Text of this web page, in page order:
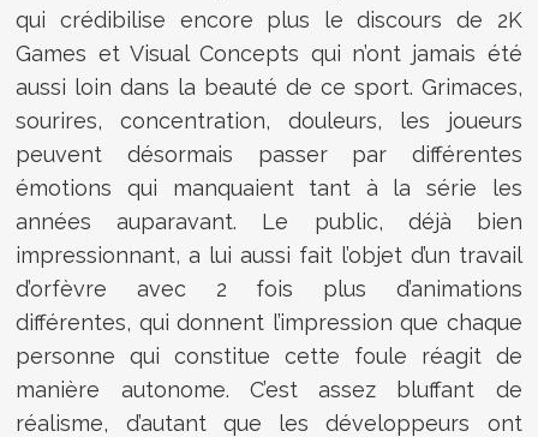
qui crédibilise encore plus le discours de 2K
Games et Visual Concepts qui n’ont jamais été
aussi loin dans la beauté de ce sport. Grimaces,
sourires, concentration, douleurs, les joueurs
peuvent désormais passer par différentes
émotions qui manquaient tant à la série les
années auparavant. Le public, déjà bien
impressionnant, a lui aussi fait l’objet d’un travail
d’orfèvre avec 2 fois plus d’animations
différentes, qui donnent l’impression que chaque
personne qui constitue cette foule réagit de
manière autonome. C’est assez bluffant de
réalisme, d’autant que les développeurs ont